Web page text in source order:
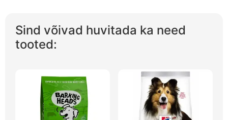
Sind võivad huvitada ka need
tooted: